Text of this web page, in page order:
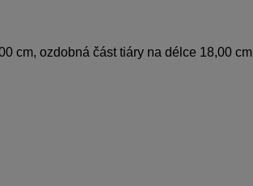
cm, ozdobná část tiáry na délce 18,00 cm